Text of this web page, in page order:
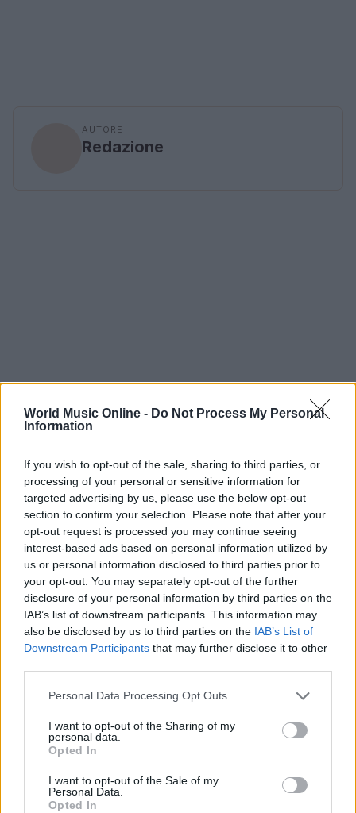
World Music Online - Do Not Process My Personal
Information
If you wish to opt-out of the sale, sharing to third parties, or
processing of your personal or sensitive information for
targeted advertising by us, please use the below opt-out
section to confirm your selection. Please note that after your
opt-out request is processed you may continue seeing
interest-based ads based on personal information utilized by
us or personal information disclosed to third parties prior to
your opt-out. You may separately opt-out of the further
disclosure of your personal information by third parties on the
IAB’s list of downstream participants. This information may
also be disclosed by us to third parties on the IAB’s List of
Downstream Participants that may further disclose it to other
Please note that this website/app uses one or more Google
not limited to your visit or usage behaviour. You may click to
grant or deny consent to Google and its third-party tags to
use your data for below specified purposes in below Google
consent section.
Personal Data Processing Opt Outs
I want to opt-out of the Sharing of my
personal data.
Opted In
I want to opt-out of the Sale of my
Personal Data.
Opted In
AUTORE
Redazione
Continua a leggere
NEWS